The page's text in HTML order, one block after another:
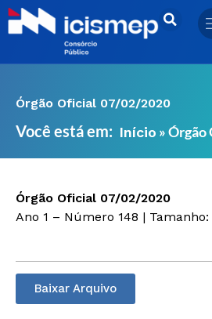
Ir
para
Órgão Oficial 07/02/2020
Você está em: Início »Órgão
Órgão Oficial 07/02/2020
Ano 1 – Número 148 | Tamanho:
Baixar Arquivo